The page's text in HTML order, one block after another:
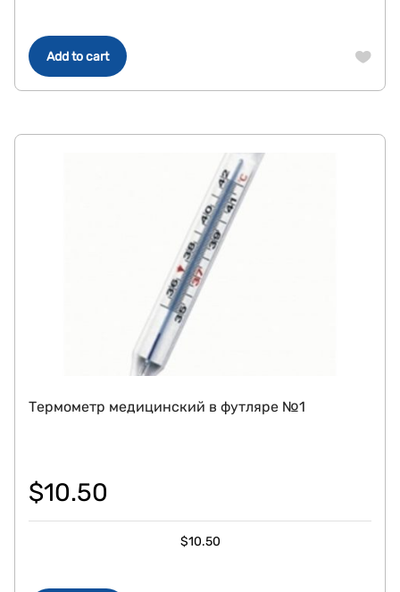
Add to cart
Термометр медицинский в футляре №1
$10.50
$10.50